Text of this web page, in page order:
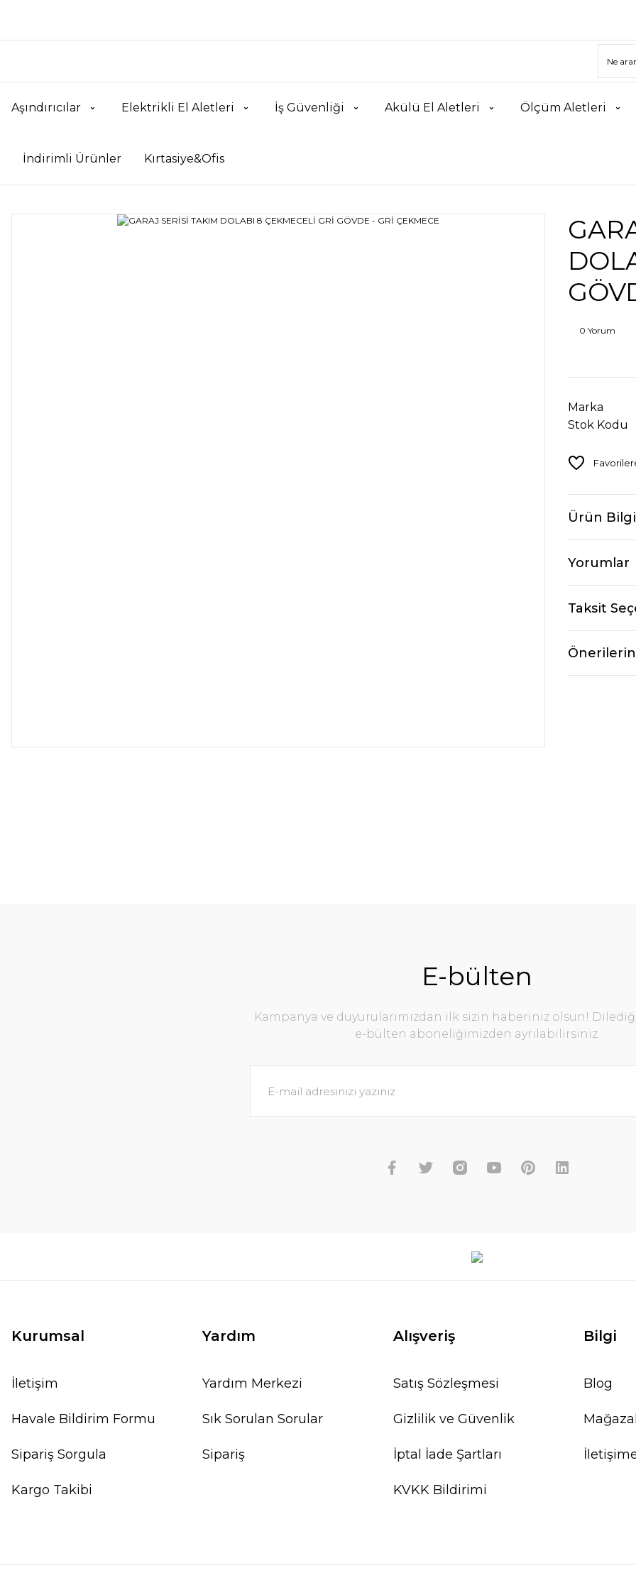
Aşındırıcılar Elektrikli El Aletleri İş Güvenliği Akülü El Aletleri Ölçüm Aletleri
İndirimli Ürünler Kırtasiye&Ofis
0 Yorum
Marka
Stok Kodu
Ürün
Yorumlar
Taksit
E-bülten
Kampanya ve duyurularımızdan ilk sizin haberiniz olsun!
e-bülten aboneliğimizden ayrılabilirsiniz.
Kurumsal
İletişim
Havale Bildirim Formu
Sipariş Sorgula
Kargo Takibi
Yardım
Yardım Merkezi
Sık Sorulan Sorular
Sipariş
Alışveriş
Satış Sözleşmesi
Gizlilik ve Güvenlik
İptal İade Şartları
KVKK Bildirimi
Bilgi
Blog